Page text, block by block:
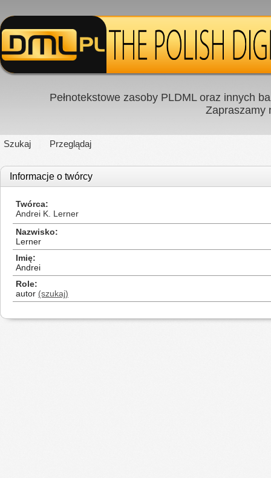
Pełnotekstowe zasoby PLDML oraz innych
Zapraszamy
Szukaj Przeglądaj
Informacje o twórcy
Twórca
Andrei K. Lerner
Nazwisko
Lerner
Imię
Andrei
Role
autor (szukaj)